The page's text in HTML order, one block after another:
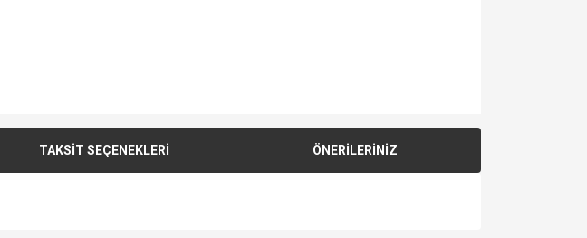
TAKSİT SEÇENEKLERİ ÖNERİLERİNİZ